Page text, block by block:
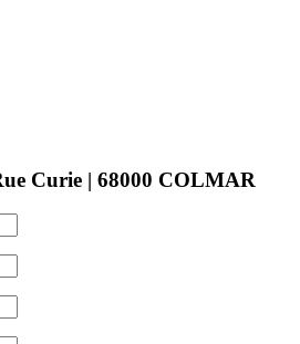
Curie | 68000 COLMAR